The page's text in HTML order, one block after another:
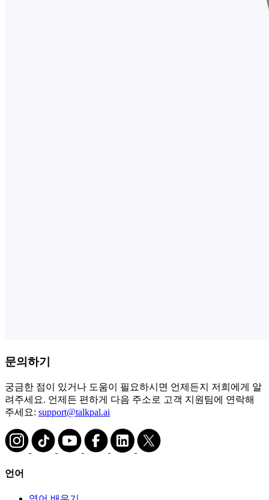
문의하기
궁금한 점이 있거나 도움이 필요하시면 언제든지 저희에게 알
려주세요. 언제든 편하게 다음 주소로 고객 지원팀에 연락해
주세요: support@talkpal.ai
언어